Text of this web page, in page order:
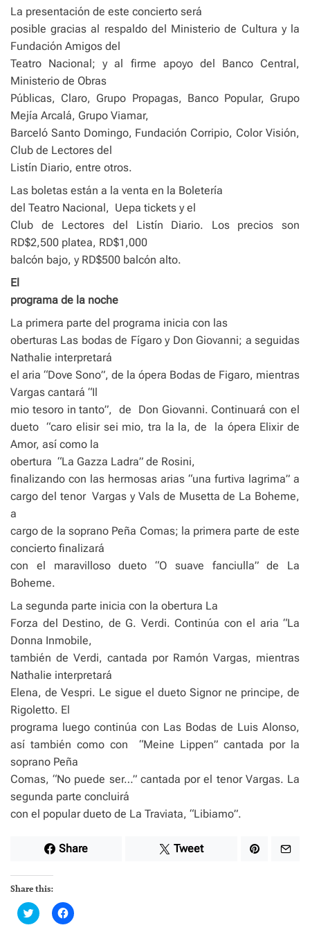
La presentación de este concierto será
posible gracias al respaldo del Ministerio de Cultura y la
Fundación Amigos del
Teatro Nacional; y al firme apoyo del Banco Central,
Ministerio de Obras
Públicas, Claro, Grupo Propagas, Banco Popular, Grupo
Mejía Arcalá, Grupo Viamar,
Barceló Santo Domingo, Fundación Corripio, Color Visión,
Club de Lectores del
Listín Diario, entre otros.
Las boletas están a la venta en la Boletería
del Teatro Nacional, Uepa tickets y el
Club de Lectores del Listín Diario. Los precios son
RD$2,500 platea, RD$1,000
balcón bajo, y RD$500 balcón alto.
El
programa de la noche
La primera parte del programa inicia con las
oberturas Las bodas de Fígaro y Don Giovanni; a seguidas
Nathalie interpretará
el aria “Dove Sono”, de la ópera Bodas de Figaro, mientras
Vargas cantará “Il
mio tesoro in tanto”,
de
Don Giovanni. Continuará con el
dueto “caro elisir sei mio, tra la la, de
la ópera Elixir de
Amor, así como la
obertura “La Gazza Ladra” de Rosini,
finalizando con las hermosas arias “una furtiva lagrima” a
cargo del tenor Vargas y Vals de Musetta de La Boheme,
a
cargo de la soprano Peña Comas; la primera parte de este
concierto finalizará
con el maravilloso dueto “O suave fanciulla” de La
Boheme.
La segunda parte inicia con la obertura La
Forza del Destino, de G. Verdi. Continúa con el aria “La
Donna Inmobile,
también de Verdi, cantada por Ramón Vargas, mientras
Nathalie interpretará
Elena, de Vespri. Le sigue el dueto Signor ne principe, de
Rigoletto. El
programa luego continúa con Las Bodas de Luis Alonso,
así también como con
“Meine Lippen” cantada por la
soprano Peña
Comas, “No puede ser…” cantada por el tenor Vargas. La
segunda parte concluirá
con el popular dueto de La Traviata, “Libiamo”.
Share Tweet
Share this:
C
l
C
l